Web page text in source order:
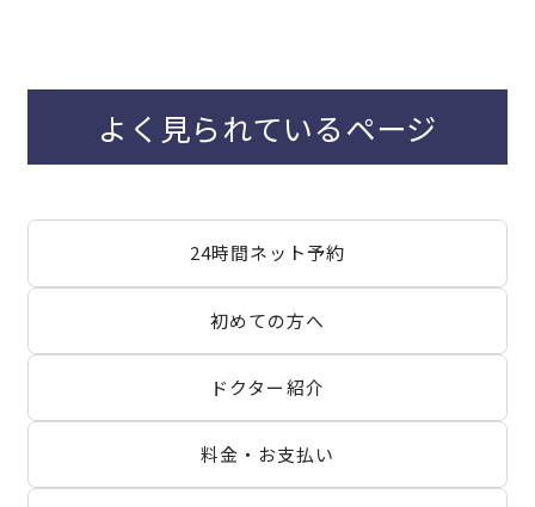
よく見られているページ
24時間ネット予約
初めての方へ
ドクター紹介
料金・お支払い